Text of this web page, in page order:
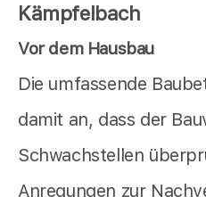
Kämpfelbach
Vor dem Hausbau
Die umfassende
damit an, dass der
Schwachstellen
Anregungen zur